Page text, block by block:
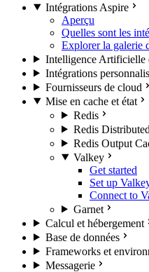
Intégrations Aspire
Aperçu
Quelles sont les
Explorer la galerie
Intelligence
Intégrations
Fournisseurs de cloud
Mise en cache et état
Redis
Redis
Redis Output
Valkey
Get started
Set up
Connect to
Garnet
Calcul et hébergement
Base de données
Frameworks et
Messagerie